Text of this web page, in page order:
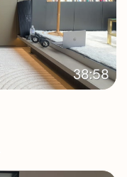
38:58